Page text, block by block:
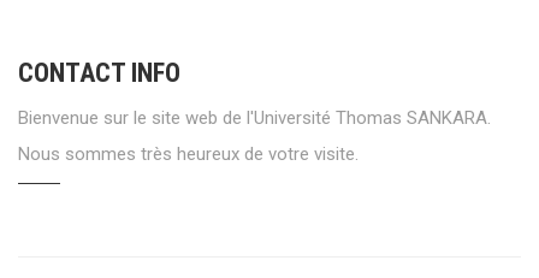
CONTACT INFO
Bienvenue sur le site web de l'Université Thomas SANKARA.
Nous sommes très heureux de votre visite.